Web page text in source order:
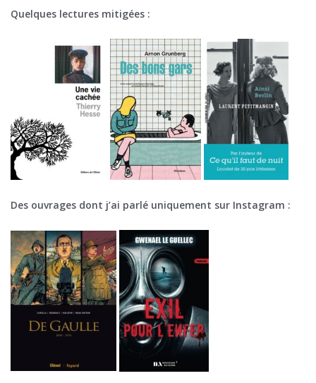
Quelques lectures mitigées :
Des ouvrages dont j’ai parlé uniquement sur Instagram :